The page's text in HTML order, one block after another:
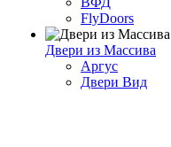
FlyDoors
Двери из Массива
Аргус
Двери Вид